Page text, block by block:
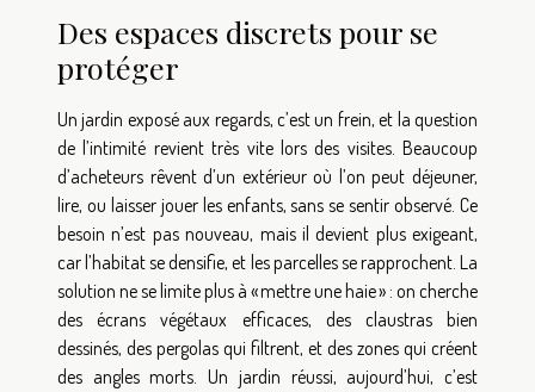
Des espaces discrets pour se
protéger
Un jardin exposé aux regards, c’est un frein, et la question
de l’intimité revient très vite lors des visites. Beaucoup
d’acheteurs rêvent d’un extérieur où l’on peut déjeuner,
lire, ou laisser jouer les enfants, sans se sentir observé. Ce
besoin n’est pas nouveau, mais il devient plus exigeant,
car l’habitat se densifie, et les parcelles se rapprochent. La
solution ne se limite plus à « mettre une haie » : on cherche
des écrans végétaux efficaces, des claustras bien
dessinés, des pergolas qui filtrent, et des zones qui créent
des angles morts. Un jardin réussi, aujourd’hui, c’est